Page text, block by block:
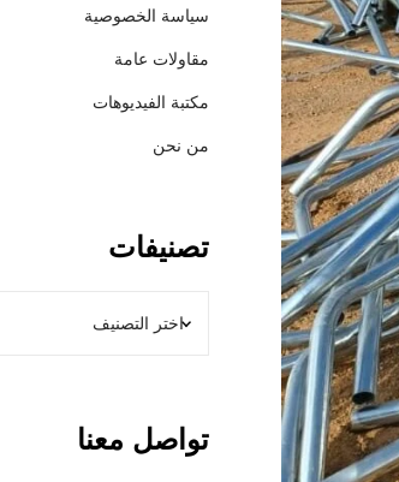
ل
ل
م
ق
ا
و
ل
ا
ت
ب
ا
ل
ر
ي
ا
ض
سياسة الخصوصية
مقاولات عامة
مكتبة الفيديوهات
من نحن
تصنيفات
تواصل معنا